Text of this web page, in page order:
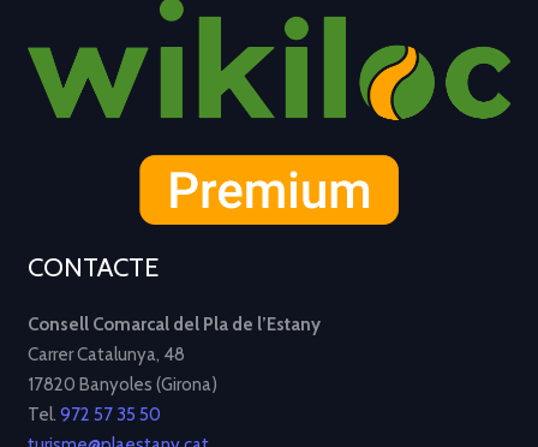
CONTACTE
Consell Comarcal del Pla de l’Estany
Carrer Catalunya, 48
17820 Banyoles (Girona)
Tel. 972 57 35 50